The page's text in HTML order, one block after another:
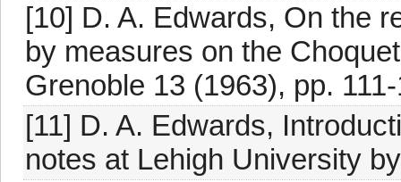
[10] D. A. Edwards, On the
by measures on the
Grenoble 13 (1963), pp.
[11] D. A. Edwards,
notes at Lehigh University